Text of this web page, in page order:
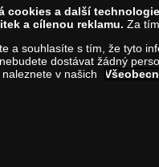
186 00 Praha 8; Tel.: 810 100 500
IČ: 28507622; DIČ: CZ28507622
oddíl C, vložka 146644
cookies a další
a cílenou reklamu. Za
a souhlasíte s tím, že tyto
dostávat žádný
v našich